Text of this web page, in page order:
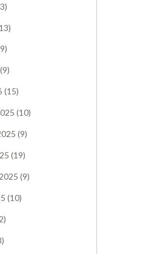
(9)
(15)
(10)
(9)
(19)
2025 (9)
(10)